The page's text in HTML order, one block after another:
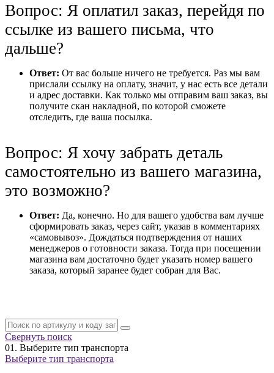
Вопрос: Я оплатил заказ, перейдя по
ссылке из вашего письма, что
дальше?
Ответ: От вас больше ничего не требуется. Раз мы вам
прислали ссылку на оплату, значит, у нас есть все детали
и адрес доставки. Как только мы отправим ваш заказ, вы
получите скан накладной, по которой сможете
отследить, где ваша посылка.
Вопрос: Я хочу забрать деталь
самостоятельно из вашего магазина,
это возможно?
Ответ: Да, конечно. Но для вашего удобства вам лучше
сформировать заказ, через сайт, указав в комментариях
«самовывоз». Дождаться подтверждения от наших
менеджеров о готовности заказа. Тогда при посещении
магазина вам достаточно будет указать номер вашего
заказа, который заранее будет собран для Вас.
Свернуть поиск
01. Выберите тип транспорта
Выберите тип транспорта